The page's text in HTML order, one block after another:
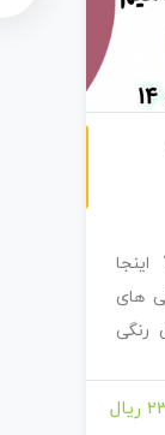
های